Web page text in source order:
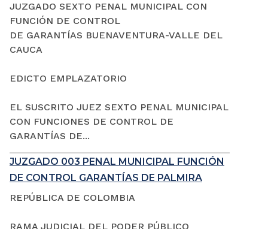
JUZGADO SEXTO PENAL MUNICIPAL CON
FUNCIÓN DE CONTROL
DE GARANTÍAS BUENAVENTURA-VALLE DEL
CAUCA
EDICTO EMPLAZATORIO
EL SUSCRITO JUEZ SEXTO PENAL MUNICIPAL
CON FUNCIONES DE CONTROL DE
GARANTÍAS DE...
JUZGADO 003 PENAL MUNICIPAL FUNCIÓN
DE CONTROL GARANTÍAS DE PALMIRA
REPÚBLICA DE COLOMBIA
RAMA JUDICIAL DEL PODER PÚBLICO